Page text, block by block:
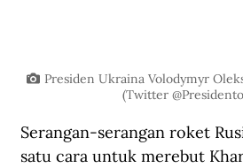
Presiden Ukraina Volodymyr
(Twitter
Serangan-serangan roket
satu cara untuk merebut